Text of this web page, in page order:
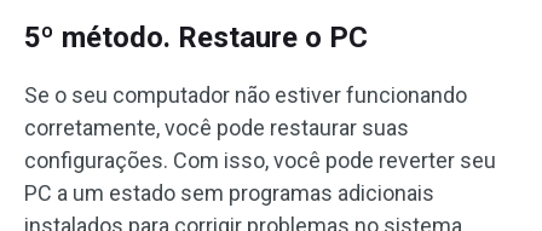
5º método. Restaure o PC
Se o seu computador não estiver funcionando
corretamente, você pode restaurar suas
configurações. Com isso, você pode reverter seu
PC a um estado sem programas adicionais
instalados para corrigir problemas no sistema